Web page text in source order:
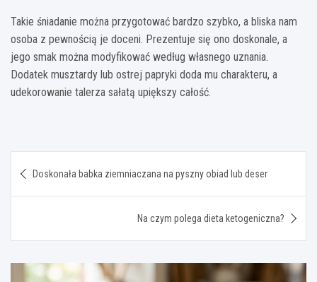
Takie śniadanie można przygotować bardzo szybko, a bliska nam
osoba z pewnością je doceni. Prezentuje się ono doskonale, a
jego smak można modyfikować według własnego uznania.
Dodatek musztardy lub ostrej papryki doda mu charakteru, a
udekorowanie talerza sałatą upiększy całość.
wpisu
Doskonała babka ziemniaczana na pyszny obiad lub deser
Na czym polega dieta ketogeniczna?